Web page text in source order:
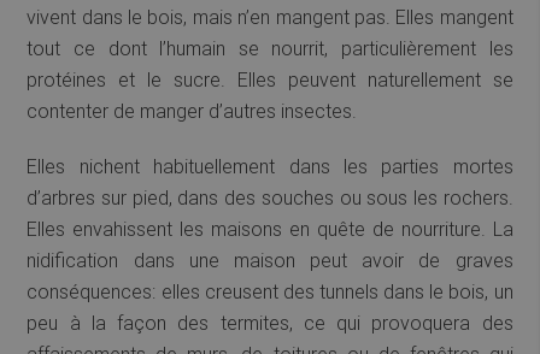
vivent dans le bois, mais n’en mangent pas. Elles mangent
tout ce dont l’humain se nourrit, particulièrement les
protéines et le sucre. Elles peuvent naturellement se
contenter de manger d’autres insectes.
Elles nichent habituellement dans les parties mortes
d’arbres sur pied, dans des souches ou sous les rochers.
Elles envahissent les maisons en quête de nourriture. La
nidification dans une maison peut avoir de graves
conséquences: elles creusent des tunnels dans le bois, un
peu à la façon des termites, ce qui provoquera des